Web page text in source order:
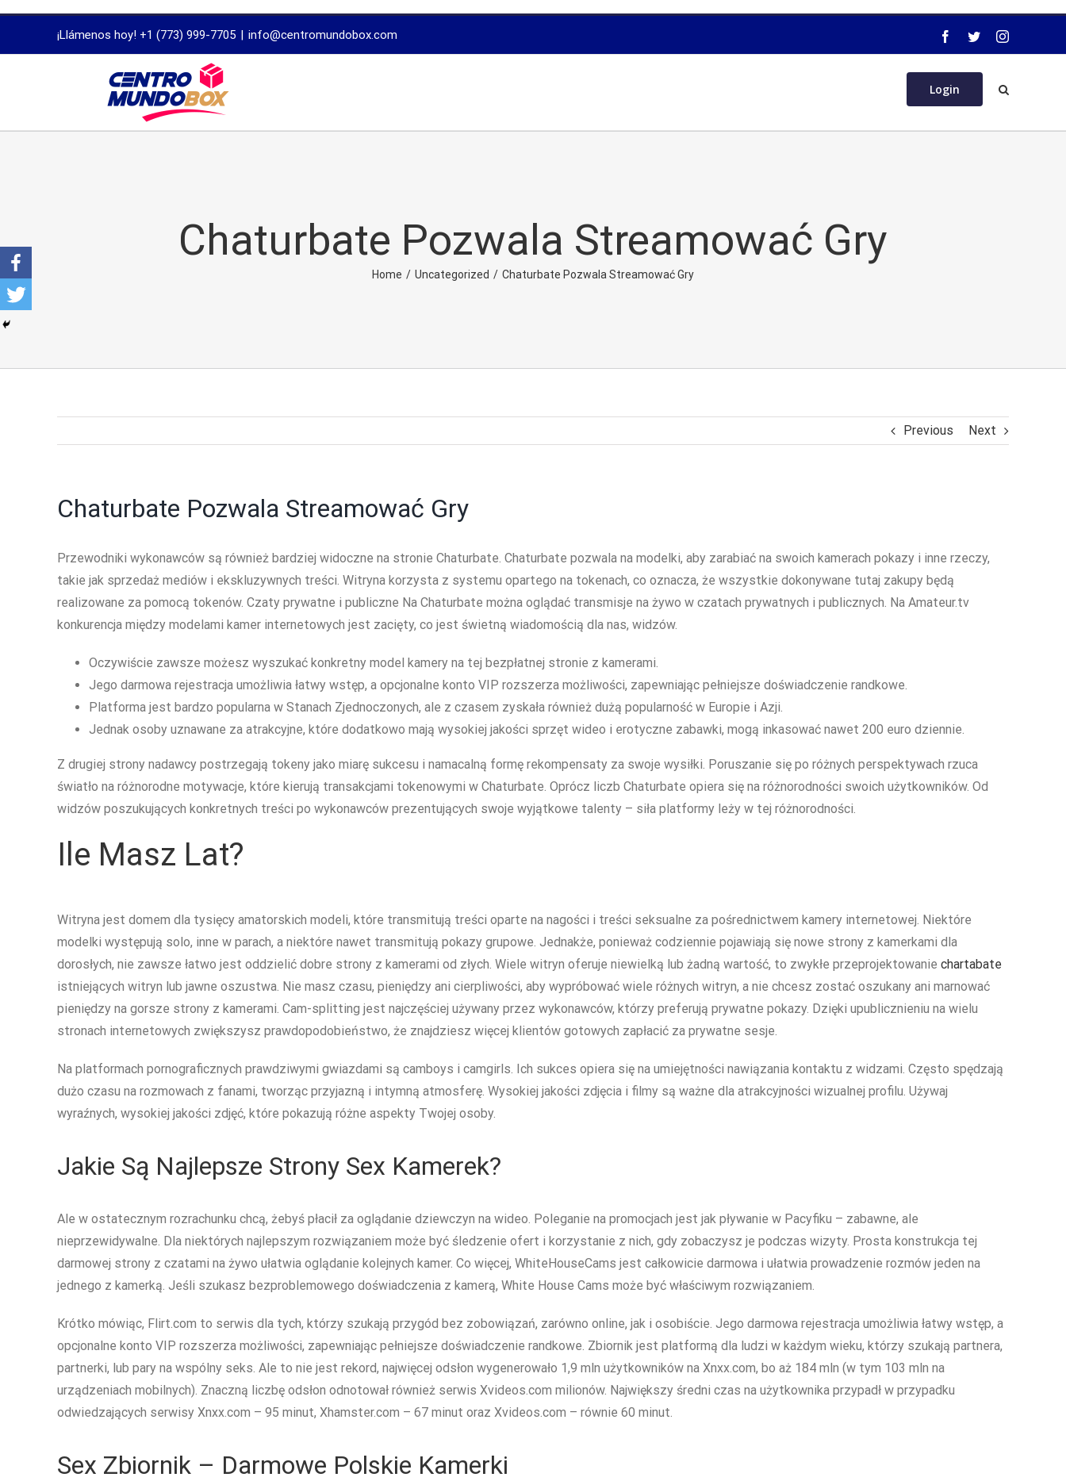
dissertation
¡Llámenos hoy! +1 (773) 999-7705 | info@centromundobox.com
Login
Chaturbate Pozwala Streamować Gry
Home / Uncategorized / Chaturbate Pozwala Streamować Gry
Previous Next
Chaturbate Pozwala Streamować Gry
Przewodniki wykonawców są również bardziej widoczne na stronie Chaturbate. Chaturbate pozwala na modelki, aby zarabiać na swoich kamerach pokazy i inne rzeczy,
takie jak sprzedaż mediów i ekskluzywnych treści. Witryna korzysta z systemu opartego na tokenach, co oznacza, że wszystkie dokonywane tutaj zakupy będą
realizowane za pomocą tokenów. Czaty prywatne i publiczne Na Chaturbate można oglądać transmisje na żywo w czatach prywatnych i publicznych. Na Amateur.tv
konkurencja między modelami kamer internetowych jest zacięty, co jest świetną wiadomością dla nas, widzów.
Oczywiście zawsze możesz wyszukać konkretny model kamery na tej bezpłatnej stronie z kamerami.
Jego darmowa rejestracja umożliwia łatwy wstęp, a opcjonalne konto VIP rozszerza możliwości, zapewniając pełniejsze doświadczenie randkowe.
Platforma jest bardzo popularna w Stanach Zjednoczonych, ale z czasem zyskała również dużą popularność w Europie i Azji.
Jednak osoby uznawane za atrakcyjne, które dodatkowo mają wysokiej jakości sprzęt wideo i erotyczne zabawki, mogą inkasować nawet 200 euro dziennie.
Z drugiej strony nadawcy postrzegają tokeny jako miarę sukcesu i namacalną formę rekompensaty za swoje wysiłki. Poruszanie się po różnych perspektywach rzuca
światło na różnorodne motywacje, które kierują transakcjami tokenowymi w Chaturbate. Oprócz liczb Chaturbate opiera się na różnorodności swoich użytkowników. Od
widzów poszukujących konkretnych treści po wykonawców prezentujących swoje wyjątkowe talenty – siła platformy leży w tej różnorodności.
Ile Masz Lat?
Witryna jest domem dla tysięcy amatorskich modeli, które transmitują treści oparte na nagości i treści seksualne za pośrednictwem kamery internetowej. Niektóre
modelki występują solo, inne w parach, a niektóre nawet transmitują pokazy grupowe. Jednakże, ponieważ codziennie pojawiają się nowe strony z kamerkami dla
dorosłych, nie zawsze łatwo jest oddzielić dobre strony z kamerami od złych. Wiele witryn oferuje niewielką lub żadną wartość, to zwykłe przeprojektowanie chartabate
istniejących witryn lub jawne oszustwa. Nie masz czasu, pieniędzy ani cierpliwości, aby wypróbować wiele różnych witryn, a nie chcesz zostać oszukany ani marnować
pieniędzy na gorsze strony z kamerami. Cam-splitting jest najczęściej używany przez wykonawców, którzy preferują prywatne pokazy. Dzięki upublicznieniu na wielu
stronach internetowych zwiększysz prawdopodobieństwo, że znajdziesz więcej klientów gotowych zapłacić za prywatne sesje.
Na platformach pornograficznych prawdziwymi gwiazdami są camboys i camgirls. Ich sukces opiera się na umiejętności nawiązania kontaktu z widzami. Często spędzają
dużo czasu na rozmowach z fanami, tworząc przyjazną i intymną atmosferę. Wysokiej jakości zdjęcia i filmy są ważne dla atrakcyjności wizualnej profilu. Używaj
wyraźnych, wysokiej jakości zdjęć, które pokazują różne aspekty Twojej osoby.
Jakie Są Najlepsze Strony Sex Kamerek?
Ale w ostatecznym rozrachunku chcą, żebyś płacił za oglądanie dziewczyn na wideo. Poleganie na promocjach jest jak pływanie w Pacyfiku – zabawne, ale
nieprzewidywalne. Dla niektórych najlepszym rozwiązaniem może być śledzenie ofert i korzystanie z nich, gdy zobaczysz je podczas wizyty. Prosta konstrukcja tej
darmowej strony z czatami na żywo ułatwia oglądanie kolejnych kamer. Co więcej, WhiteHouseCams jest całkowicie darmowa i ułatwia prowadzenie rozmów jeden na
jednego z kamerką. Jeśli szukasz bezproblemowego doświadczenia z kamerą, White House Cams może być właściwym rozwiązaniem.
Krótko mówiąc, Flirt.com to serwis dla tych, którzy szukają przygód bez zobowiązań, zarówno online, jak i osobiście. Jego darmowa rejestracja umożliwia łatwy wstęp, a
opcjonalne konto VIP rozszerza możliwości, zapewniając pełniejsze doświadczenie randkowe. Zbiornik jest platformą dla ludzi w każdym wieku, którzy szukają partnera,
partnerki, lub pary na wspólny seks. Ale to nie jest rekord, najwięcej odsłon wygenerowało 1,9 mln użytkowników na Xnxx.com, bo aż 184 mln (w tym 103 mln na
urządzeniach mobilnych). Znaczną liczbę odsłon odnotował również serwis Xvideos.com milionów. Największy średni czas na użytkownika przypadł w przypadku
odwiedzających serwisy Xnxx.com – 95 minut, Xhamster.com – 67 minut oraz Xvideos.com – równie 60 minut.
Sex Zbiornik – Darmowe Polskie Kamerki